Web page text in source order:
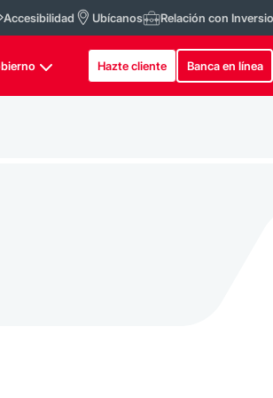
Accesibilidad Ubícanos Relación con
Hazte cliente Banca en línea